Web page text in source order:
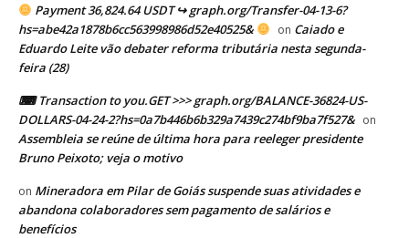
Payment 36,824.64 USDT ↪ graph.org/Transfer-04-13-6?
hs=abe42a1878b6cc563998986d52e40525&
on Caiado e
Eduardo Leite vão debater reforma tributária nesta segunda-
feira (28)
⌨ Transaction to you.GET >>> graph.org/BALANCE-36824-US-
DOLLARS-04-24-2?hs=0a7b446b6b329a7439c274bf9ba7f527& on
Assembleia se reúne de última hora para reeleger presidente
Bruno Peixoto; veja o motivo
on Mineradora em Pilar de Goiás suspende suas atividades e
abandona colaboradores sem pagamento de salários e
benefícios